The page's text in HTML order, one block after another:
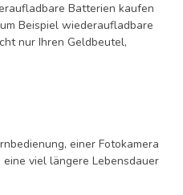
Batterien kaufen
Beispiel wiederaufladbare
nur Ihren Geldbeutel,
einer Fotokamera
viel längere Lebensdauer